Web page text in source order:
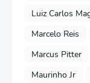
Luiz Carlos
Marcelo Reis
Marcus Pitter
Maurinho Jr